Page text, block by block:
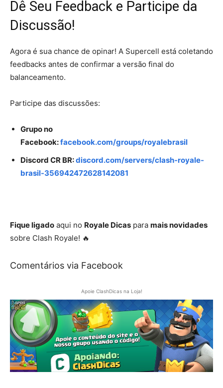
Dê Seu Feedback e Participe da
Discussão!
Agora é sua chance de opinar! A Supercell está coletando
feedbacks antes de confirmar a versão final do
balanceamento.
Participe das discussões:
Grupo no
Facebook:facebook.com/groups/royalebrasil
Discord CR BR:discord.com/servers/clash-royale-
brasil-356942472628142081
Fique ligado aqui no Royale Dicas para mais novidades
sobre Clash Royale! 🔥
Comentários via Facebook
Apoie ClashDicas na Loja!